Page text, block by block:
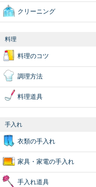
クリーニング
料理
料理のコツ
調理方法
料理道具
手入れ
衣類の手入れ
家具・家電の手入れ
手入れ道具